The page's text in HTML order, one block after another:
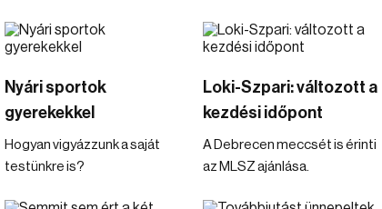
Nyári sportok
gyerekekkel
Hogyan vigyázzunk a saját
testünkre is?
Loki-Szpari: változott a
kezdési időpont
A Debrecen meccsét is érinti
az MLSZ ajánlása.